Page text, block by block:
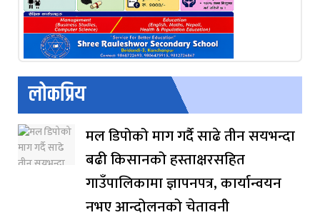
लोकप्रिय
मल डिपोको माग गर्दै साढे तीन सयभन्दा
बढी किसानको हस्ताक्षरसहित
गाउँपालिकामा ज्ञापनपत्र, कार्यान्वयन
नभए आन्दोलनको चेतावनी